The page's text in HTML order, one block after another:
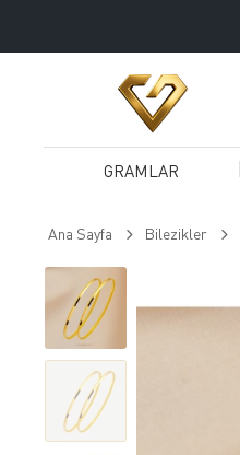
GRAMLAR
Ana Sayfa Bilezikler